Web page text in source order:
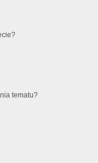
tematu?